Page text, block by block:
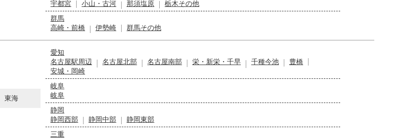
宇都宮
小山・古河 那須塩原
栃木その他
群馬
高崎・前橋
伊勢崎 群馬その他
東海
愛知
名古屋駅周辺
名古屋北部 名古屋南部 栄・新栄・千早 千種今池
豊橋
安城・岡崎
岐阜
岐阜
静岡
静岡西部
静岡中部
静岡東部
三重